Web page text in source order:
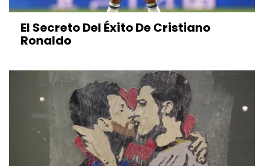
El Secreto Del Éxito De Cristiano
Ronaldo